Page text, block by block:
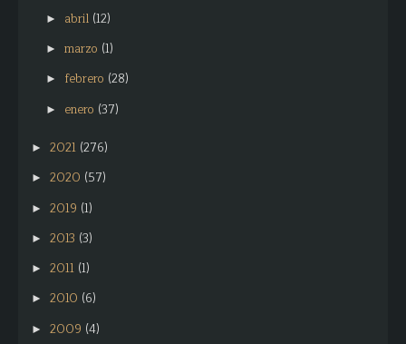
► abril (12)
► marzo (1)
► febrero (28)
► enero (37)
► 2021 (276)
► 2020 (57)
► 2019 (1)
► 2013 (3)
► 2011 (1)
► 2010 (6)
► 2009 (4)